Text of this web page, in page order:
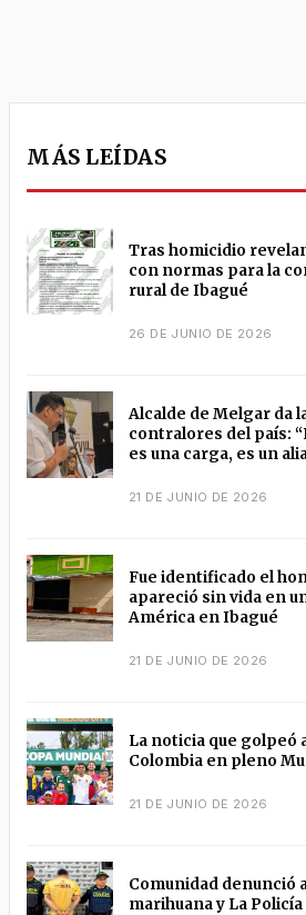
MÁS LEÍDAS
Tras homicidio
con normas para la
rural de Ibagué
26 DE JUNIO DE 2026
Alcalde de Melgar da
contralores del país:
es una carga, es un
21 DE JUNIO DE 2026
Fue identificado el
apareció sin vida en
América en Ibagué
21 DE JUNIO DE 2026
La noticia que golpeó
Colombia en pleno
21 DE JUNIO DE 2026
Comunidad denunció
marihuana y La